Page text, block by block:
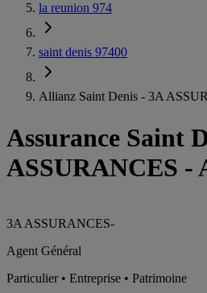
la reunion 974
saint denis 97400
Allianz Saint Denis - 3A
Assurance Saint
ASSURANCES -
3A ASSURANCES-
Agent Général
Particulier • Entreprise • Patrimoine